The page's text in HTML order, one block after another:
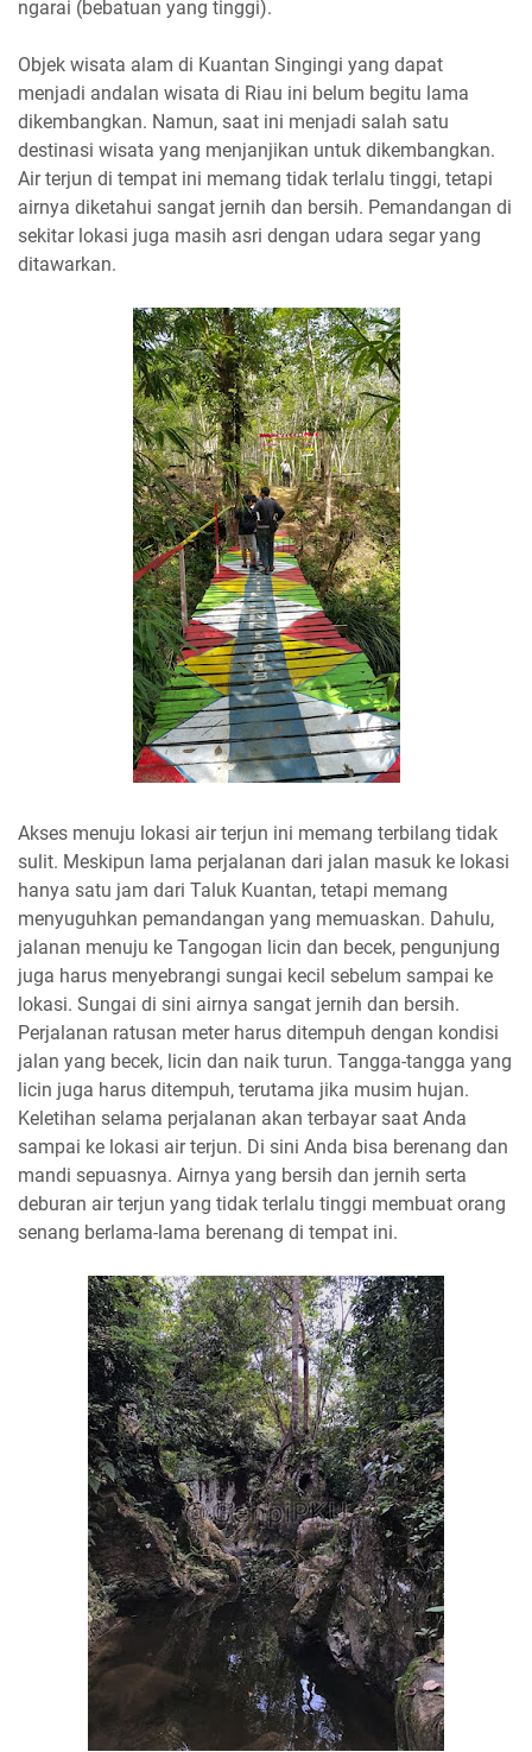
ngarai (bebatuan yang tinggi).
Objek wisata alam di Kuantan Singingi yang dapat
menjadi andalan wisata di Riau ini belum begitu lama
dikembangkan. Namun, saat ini menjadi salah satu
destinasi wisata yang menjanjikan untuk dikembangkan.
Air terjun di tempat ini memang tidak terlalu tinggi, tetapi
airnya diketahui sangat jernih dan bersih. Pemandangan di
sekitar lokasi juga masih asri dengan udara segar yang
ditawarkan.
Akses menuju lokasi air terjun ini memang terbilang tidak
sulit. Meskipun lama perjalanan dari jalan masuk ke lokasi
hanya satu jam dari Taluk Kuantan, tetapi memang
menyuguhkan pemandangan yang memuaskan. Dahulu,
jalanan menuju ke Tangogan licin dan becek, pengunjung
juga harus menyebrangi sungai kecil sebelum sampai ke
lokasi. Sungai di sini airnya sangat jernih dan bersih.
Perjalanan ratusan meter harus ditempuh dengan kondisi
jalan yang becek, licin dan naik turun. Tangga-tangga yang
licin juga harus ditempuh, terutama jika musim hujan.
Keletihan selama perjalanan akan terbayar saat Anda
sampai ke lokasi air terjun. Di sini Anda bisa berenang dan
mandi sepuasnya. Airnya yang bersih dan jernih serta
deburan air terjun yang tidak terlalu tinggi membuat orang
senang berlama-lama berenang di tempat ini.